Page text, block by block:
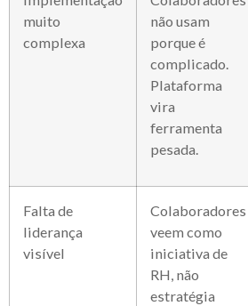
muito
complexa
não usam
porque é
complicado.
Plataforma
vira
ferramenta
pesada.
Falta de
liderança
visível
Colaboradores
veem como
iniciativa de
RH, não
estratégia